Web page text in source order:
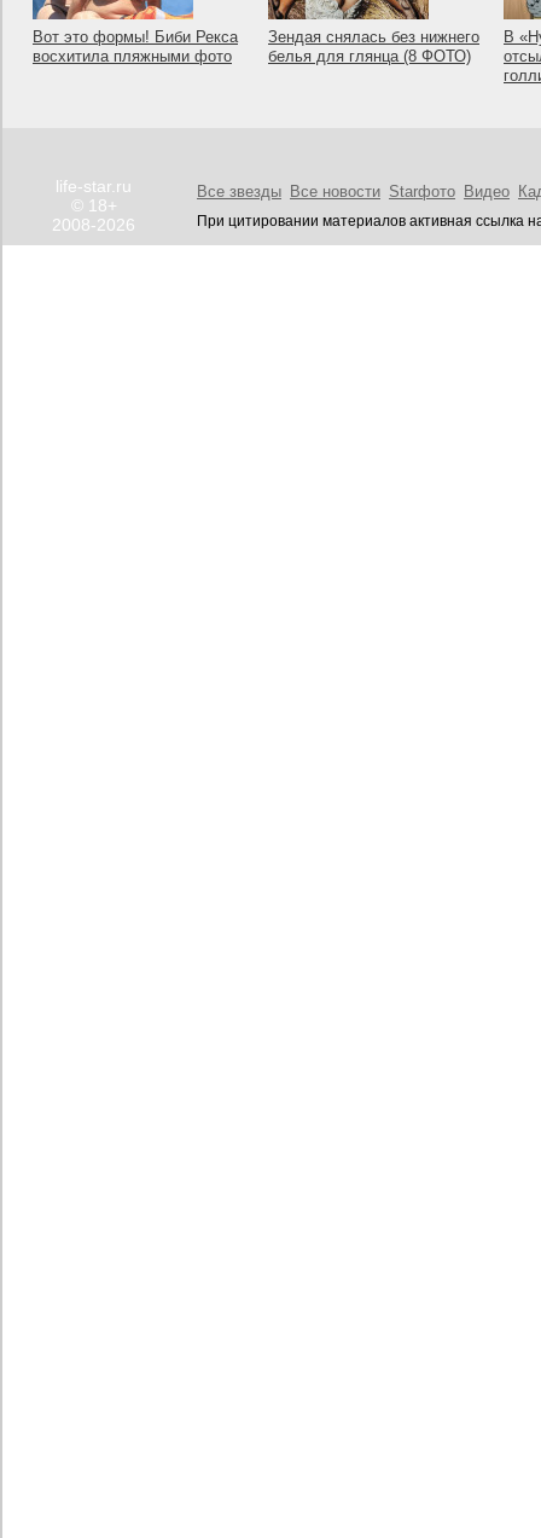
Вот это формы! Биби Рекса
восхитила пляжными фото
Зендая снялась без нижнего
белья для глянца (8 ФОТО)
В
life-star.ru
© 18+
2008-2026
Все звезды Все новости Starфото Видео
При цитировании материалов активная ссылка